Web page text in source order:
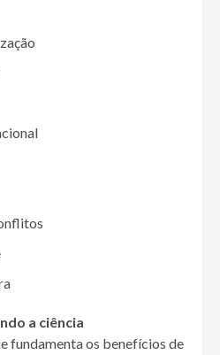
a ciência
fundamenta os benefícios de